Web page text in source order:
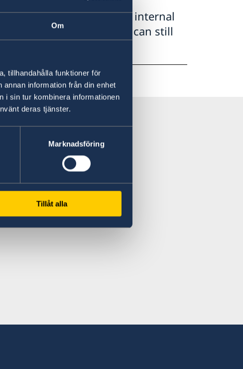
Om
tillhandahålla funktioner för
information från din enhet
i sin tur kombinera informationen
deras tjänster.
Marknadsföring
Tillåt alla
27th and 28th due to an internal
April 29th, 2026. You can still